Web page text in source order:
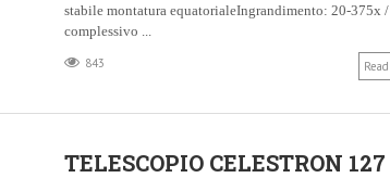
stabile montatura equatorialeIngrandimento: 20-375x /
complessivo ...
843
TELESCOPIO CELESTRON 127